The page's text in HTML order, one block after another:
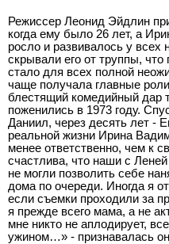
Режиссер Леонид Эйдлин
когда ему было 26 лет, а
росло и развивалось у всех
скрывали его от труппы,
стало для всех полной
чаще получала главные
блестящий комедийный дар
поженились в 1973 году.
Даниил, через десять лет -
реальной жизни Ирина
менее ответственно, чем к
счастлива, что наши с
не могли позволить себе
дома по очереди. Иногда я
если съемки проходили за
я прежде всего мама, а не
мне никто не аплодирует,
ужином…» - признавалась